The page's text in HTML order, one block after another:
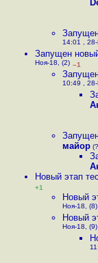
14:01 ,
Запущен
Ноя-18, (2) –1
10:49 ,
майор
Новый этап
+1
Новый
Ноя-18, (8)
Новый
Ноя-18, (9)